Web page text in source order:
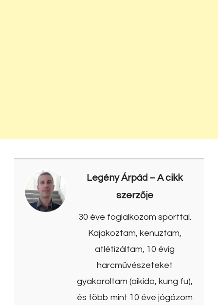
Legény Árpád – A cikk
szerzője
30 éve foglalkozom sporttal.
Kajakoztam, kenuztam,
atlétizáltam, 10 évig
harcművészeteket
gyakoroltam (aikido, kung fu),
és több mint 10 éve jógázom